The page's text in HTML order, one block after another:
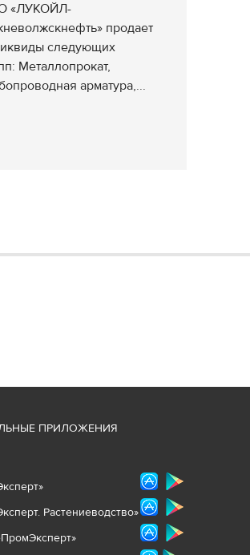
«ЛУКОЙЛ-
продает
следующих
Металлопрокат,
арматура,...
ПРИЛОЖЕНИЯ
»
Растениеводство»